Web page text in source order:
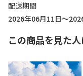
配送期間
2026年06月11日～
この商品を見た